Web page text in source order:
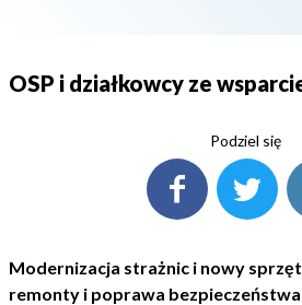
OSP i działkowcy ze
Podziel się
Modernizacja strażnic i nowy
remonty i poprawa